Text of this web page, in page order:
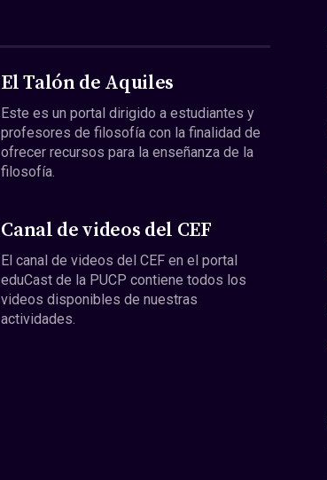
El Talón de Aquiles
Este es un portal dirigido a estudiantes y
profesores de filosofía con la finalidad de
ofrecer recursos para la enseñanza de la
filosofía.
Canal de videos del CEF
El canal de videos del CEF en el portal
eduCast de la PUCP contiene todos los
videos disponibles de nuestras
actividades.